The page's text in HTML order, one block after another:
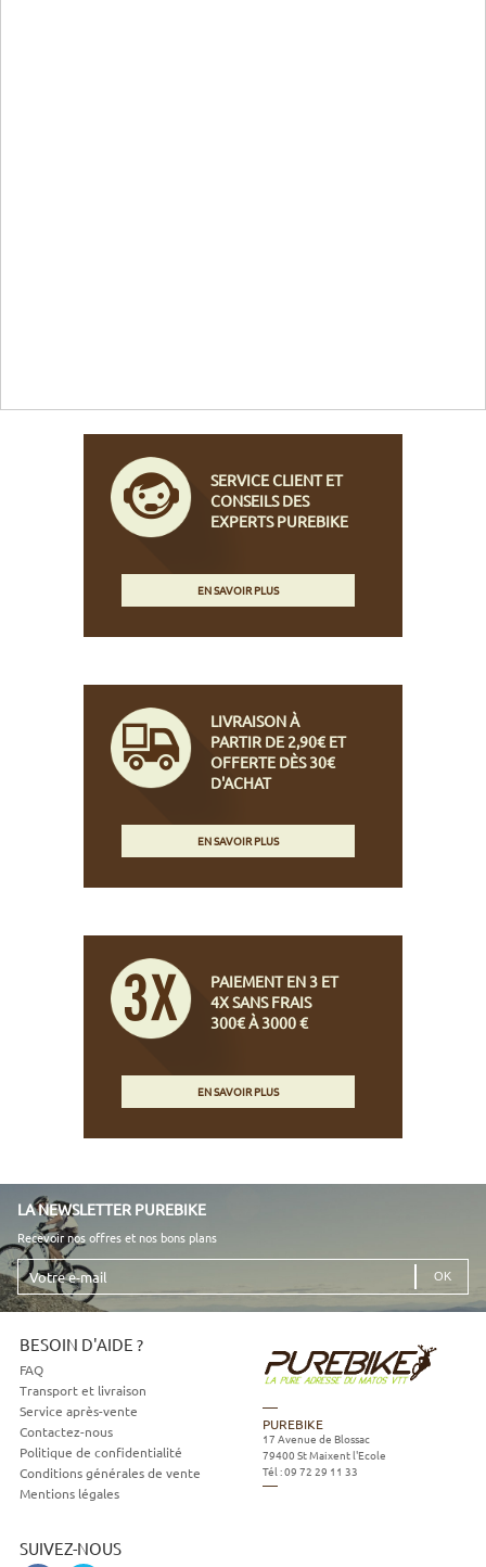
SERVICE CLIENT ET
CONSEILS DES
EXPERTS PUREBIKE
EN SAVOIR PLUS
LIVRAISON À
PARTIR DE 2,90€ ET
OFFERTE DÈS 30€
D'ACHAT
EN SAVOIR PLUS
PAIEMENT EN 3 ET
4X SANS FRAIS
300€ À 3000 €
EN SAVOIR PLUS
LA NEWSLETTER PUREBIKE
Recevoir nos offres et nos bons plans
Votre
e-
mail
BESOIN D'AIDE ?
FAQ
Transport et livraison
Service après-vente
Contactez-nous
Politique de confidentialité
Conditions générales de vente
Mentions légales
SUIVEZ-NOUS
PUREBIKE
17 Avenue de Blossac
79400 St Maixent l'Ecole
Tél :09 72 29 11 33